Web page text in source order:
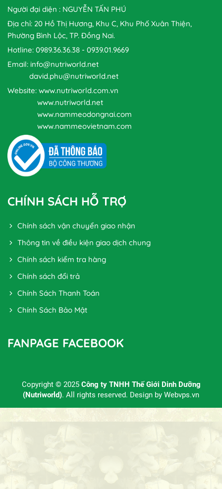
Người đại diện : NGUYỄN TẤN PHÚ
Địa chỉ: 20 Hồ Thị Hương, Khu C, Khu Phố Xuân Thiện,
Phường Bình Lộc, TP. Đồng Nai.
Hotline: 0989.36.36.38 - 0939.01.9669
Email: info@nutriworld.net
david.phu@nutriworld.net
Website: www.nutriworld.com.vn
www.nutriworld.net
www.nammeodongnai.com
www.nammeovietnam.com
CHÍNH SÁCH HỖ TRỢ
Chính sách vận chuyển giao nhận
Thông tin về điều kiện giao dịch chung
Chính sách kiểm tra hàng
Chính sách đổi trả
Chính Sách Thanh Toán
Chính Sách Bảo Mật
FANPAGE FACEBOOK
Copyright © 2025 Công ty TNHH Thế Giới Dinh Dưỡng
(Nutriworld). All rights reserved. Design by Webvps.vn